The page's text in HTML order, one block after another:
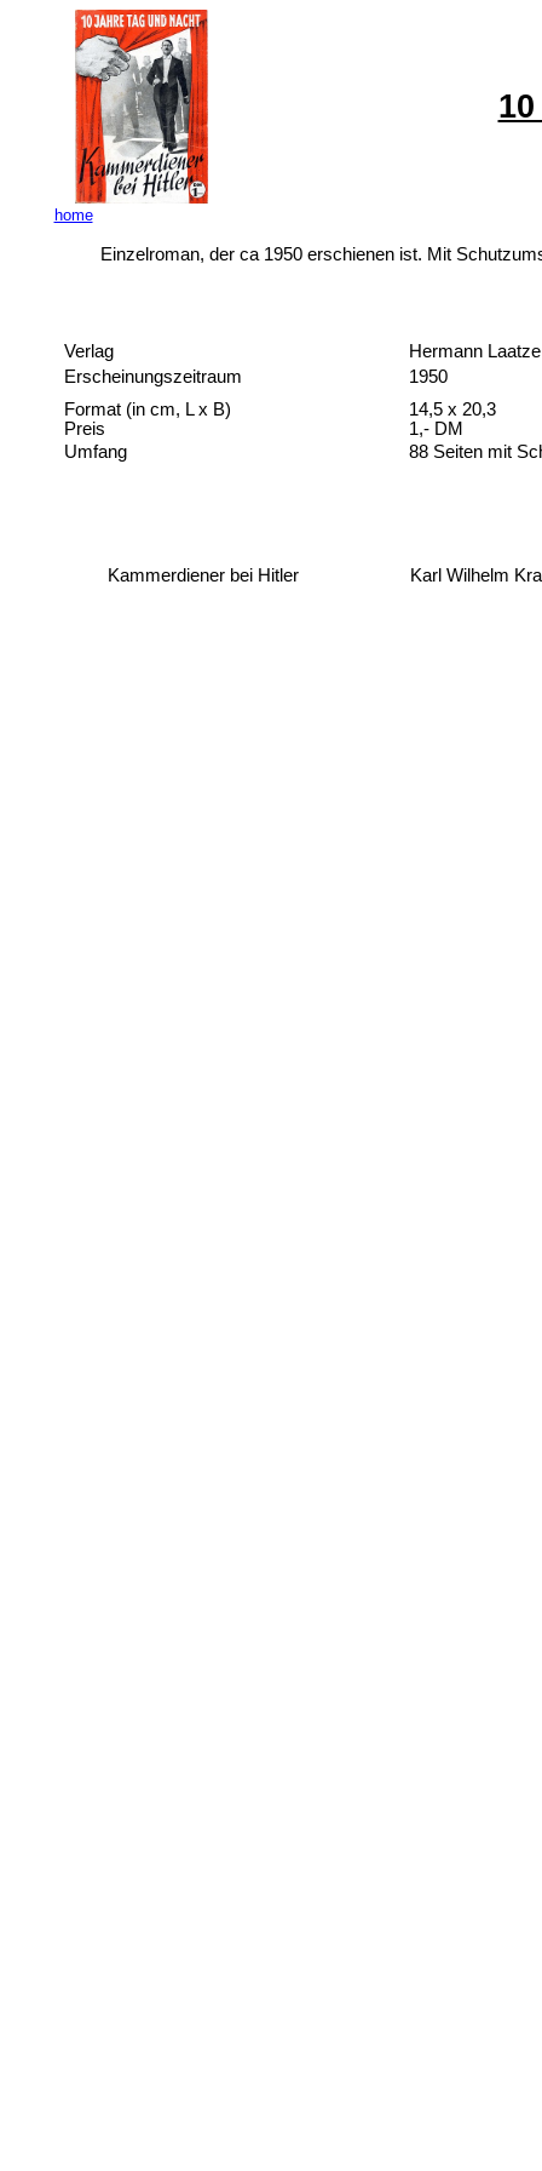
home
Einzelroman, der ca 1950 erschienen ist. Mit
Verlag
Hermann
Erscheinungszeitraum
1950
Format (in cm, L x B)
14,5 x 20,3
Preis
1,- DM
Umfang
88 Seiten mit
Kammerdiener bei Hitler Karl Wilhelm